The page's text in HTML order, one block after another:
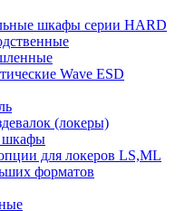
шкафы серии HARD
Wave ESD
(локеры)
шкафы
для локеров LS,ML
форматов